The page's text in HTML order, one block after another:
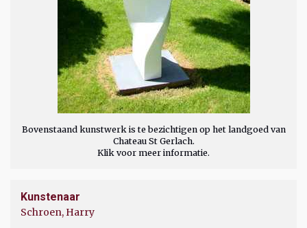
Bovenstaand kunstwerk is te bezichtigen op het landgoed van
Chateau St Gerlach.
Klik voor meer informatie.
Kunstenaar
Schroen, Harry